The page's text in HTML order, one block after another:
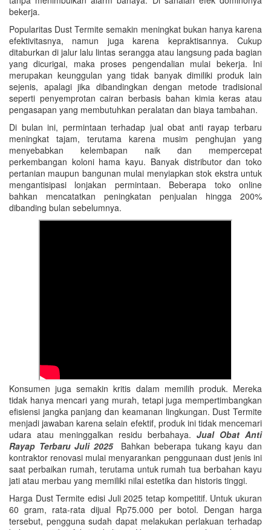
bekerja.
Popularitas Dust Termite semakin meningkat bukan hanya karena
efektivitasnya, namun juga karena kepraktisannya. Cukup
ditaburkan di jalur lalu lintas serangga atau langsung pada bagian
yang dicurigai, maka proses pengendalian mulai bekerja. Ini
merupakan keunggulan yang tidak banyak dimiliki produk lain
sejenis, apalagi jika dibandingkan dengan metode tradisional
seperti penyemprotan cairan berbasis bahan kimia keras atau
pengasapan yang membutuhkan peralatan dan biaya tambahan.
Di bulan ini, permintaan terhadap jual obat anti rayap terbaru
meningkat tajam, terutama karena musim penghujan yang
menyebabkan kelembapan naik dan mempercepat
perkembangan koloni hama kayu. Banyak distributor dan toko
pertanian maupun bangunan mulai menyiapkan stok ekstra untuk
mengantisipasi lonjakan permintaan. Beberapa toko online
bahkan mencatatkan peningkatan penjualan hingga 200%
dibanding bulan sebelumnya.
Konsumen juga semakin kritis dalam memilih produk. Mereka
tidak hanya mencari yang murah, tetapi juga mempertimbangkan
efisiensi jangka panjang dan keamanan lingkungan. Dust Termite
menjadi jawaban karena selain efektif, produk ini tidak mencemari
udara atau meninggalkan residu berbahaya. Jual Obat Anti
Rayap Terbaru Juli 2025Bahkan beberapa tukang kayu dan
kontraktor renovasi mulai menyarankan penggunaan dust jenis ini
saat perbaikan rumah, terutama untuk rumah tua berbahan kayu
jati atau merbau yang memiliki nilai estetika dan historis tinggi.
Harga Dust Termite edisi Juli 2025 tetap kompetitif. Untuk ukuran
60 gram, rata-rata dijual Rp75.000 per botol. Dengan harga
tersebut, pengguna sudah dapat melakukan perlakuan terhadap